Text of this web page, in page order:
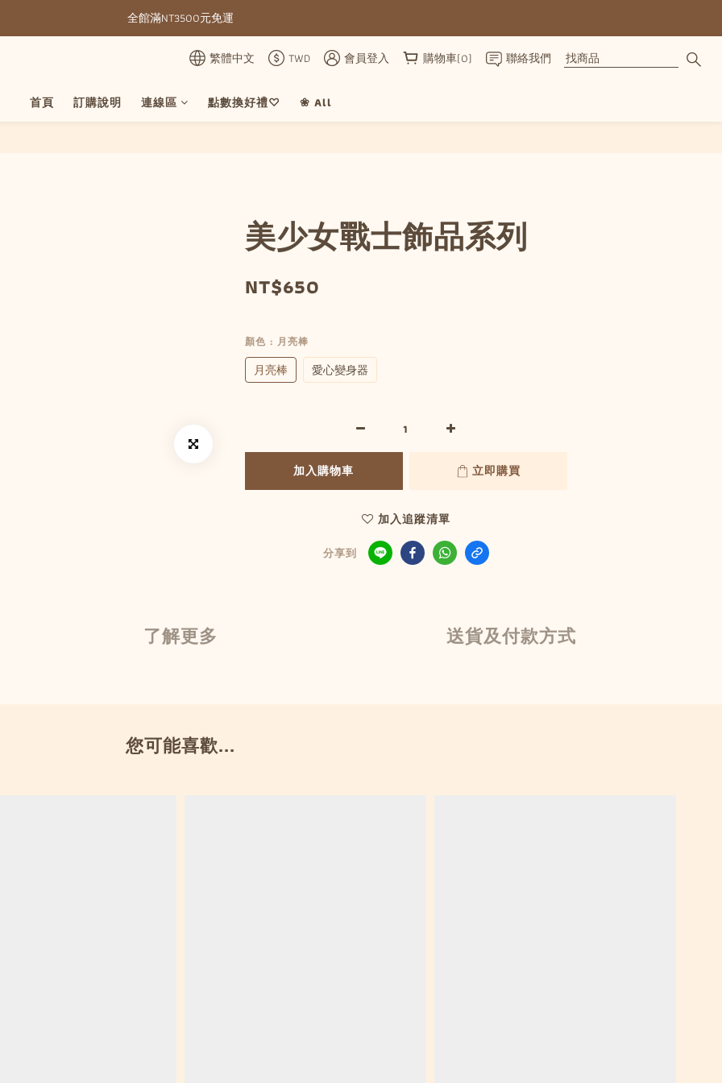
全館滿NT3500元免運
全館滿NT3500元免運
部分現貨＋預購20-30天不含假日
繁體中文 TWD 會員登入 購物車(0) 聯絡我們
首頁 訂購說明 連線區 點數換好禮♡ ❀ All
美少女戰士飾品系列
NT$650
顏色 : 月亮棒
月亮棒 愛心變身器
加入購物車 立即購買
加入追蹤清單
分享到
了解更多 送貨及付款方式
您可能喜歡...